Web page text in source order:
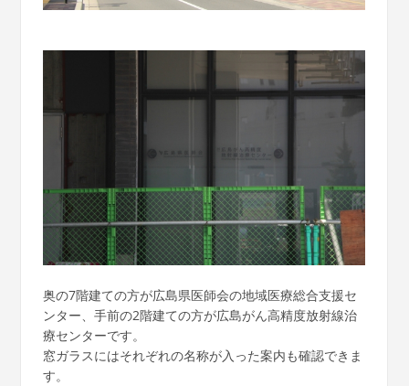
奥の7階建ての方が広島県医師会の地域医療総合支援セ
ンター、手前の2階建ての方が広島がん高精度放射線治
療センターです。
窓ガラスにはそれぞれの名称が入った案内も確認できま
す。